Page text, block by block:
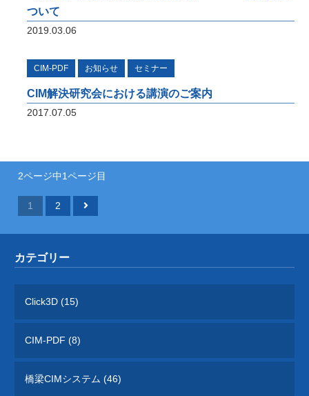
ついて
2019.03.06
CIM-PDF お知らせ セミナー
CIM解決研究会における講演のご案内
2017.07.05
2ページ中1ページ目
1 2
カテゴリー
Click3D (15)
CIM-PDF (8)
橋梁CIMシステム (46)